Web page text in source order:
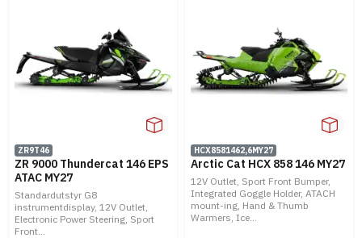
ZR9T46
ZR 9000 Thundercat 146 EPS
ATAC MY27
Standardutstyr G8
instrumentdisplay, 12V Outlet,
Electronic Power Steering, Sport
Front...
HCX8581462,6MY27
Arctic Cat HCX 858 146 MY27
12V Outlet, Sport Front Bumper,
Integrated Goggle Holder, ATACH
mount-ing, Hand & Thumb
Warmers, Ice...